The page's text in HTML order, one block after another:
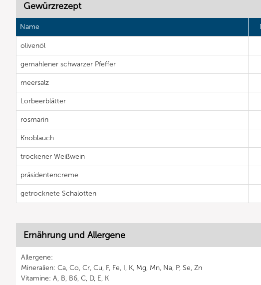
Gewürzrezept
Name
olivenöl
gemahlener schwarzer Pfeffer
meersalz
Lorbeerblätter
rosmarin
Knoblauch
trockener Weißwein
präsidentencreme
getrocknete Schalotten
Ernährung und Allergene
Allergene:
Mineralien: Ca, Co, Cr, Cu, F, Fe, I, K, Mg, Mn, Na, P, Se, Zn
Vitamine: A, B, B6, C, D, E, K